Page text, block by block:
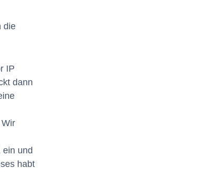
die
IP
dann
ein und
habt